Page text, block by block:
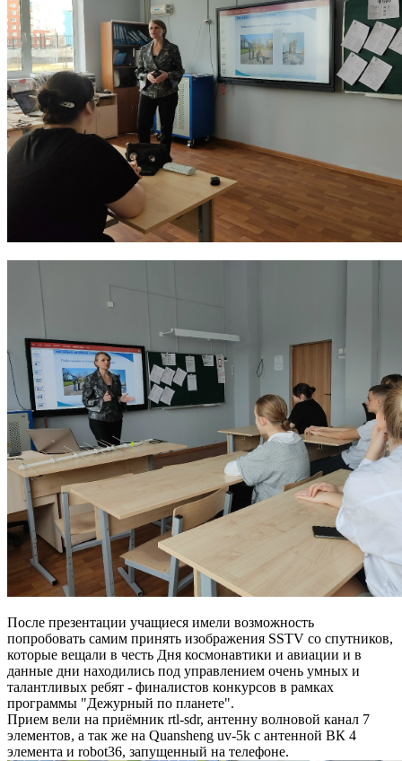
После презентации учащиеся имели возможность
попробовать самим принять изображения SSTV со спутников,
которые вещали в честь Дня космонавтики и авиации и в
данные дни находились под управлением очень умных и
талантливых ребят - финалистов конкурсов в рамках
программы "Дежурный по планете".
Прием вели на приёмник rtl-sdr, антенну волновой канал 7
элементов, а так же на Quansheng uv-5k с антенной ВК 4
элемента и robot36, запущенный на телефоне.